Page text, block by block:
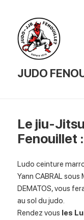
JUDO
Le jiu-
Fenouillet :
Ludo ceinture
Yann CABRAL sous
DEMATOS, vous
au sol du judo.
Rendez vous les